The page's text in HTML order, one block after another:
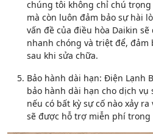
chúng tôi không chỉ chú
mà còn luôn đảm bảo sự hài
vấn đề của điều hòa Daikin
nhanh chóng và triệt để, đảm
sau khi sửa chữa.
Bảo hành dài hạn: Điện Lạnh
bảo hành dài hạn cho dịch vụ
nếu có bất kỳ sự cố nào xảy
sẽ được hỗ trợ miễn phí